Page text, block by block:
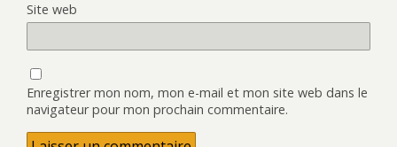
Site web
Enregistrer mon nom, mon e-mail et mon site web dans le
navigateur pour mon prochain commentaire.